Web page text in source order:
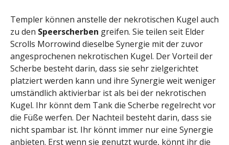
Templer können anstelle der nekrotischen Kugel auch
zu den Speerscherben greifen. Sie teilen seit Elder
Scrolls Morrowind dieselbe Synergie mit der zuvor
angesprochenen nekrotischen Kugel. Der Vorteil der
Scherbe besteht darin, dass sie sehr zielgerichtet
platziert werden kann und ihre Synergie weit weniger
umständlich aktivierbar ist als bei der nekrotischen
Kugel. Ihr könnt dem Tank die Scherbe regelrecht vor
die Füße werfen. Der Nachteil besteht darin, dass sie
nicht spambar ist. Ihr könnt immer nur eine Synergie
anbieten. Erst wenn sie genutzt wurde, könnt ihr die